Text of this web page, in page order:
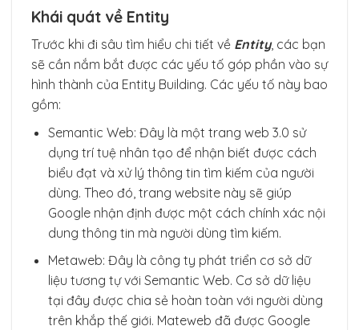
Khái quát về Entity
Trước khi đi sâu tìm hiểu chi tiết về Entity, các bạn
sẽ cần nắm bắt được các yếu tố góp phần vào sự
hình thành của Entity Building. Các yếu tố này bao
gồm:
Semantic Web: Đây là một trang web 3.0 sử
dụng trí tuệ nhân tạo để nhận biết được cách
biểu đạt và xử lý thông tin tìm kiếm của người
dùng. Theo đó, trang website này sẽ giúp
Google nhận định được một cách chính xác nội
dung thông tin mà người dùng tìm kiếm.
Metaweb: Đây là công ty phát triển cơ sở dữ
liệu tương tự với Semantic Web. Cơ sở dữ liệu
tại đây được chia sẻ hoàn toàn với người dùng
trên khắp thế giới. Mateweb đã được Google